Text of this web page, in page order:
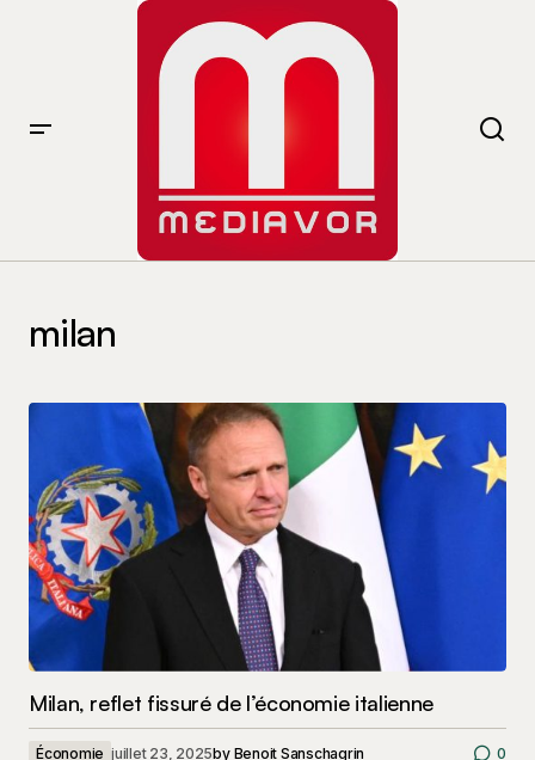
milan
Milan, reflet fissuré de l’économie italienne
Économie juillet 23, 2025by Benoit Sanschagrin 0